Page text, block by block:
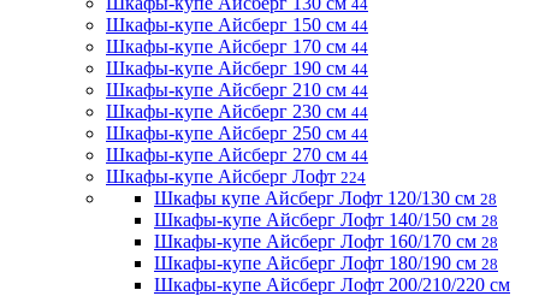
44
Шкафы-купе Айсберг 150 см 44
Шкафы-купе Айсберг 170 см 44
Шкафы-купе Айсберг 190 см 44
Шкафы-купе Айсберг 210 см 44
Шкафы-купе Айсберг 230 см 44
Шкафы-купе Айсберг 250 см 44
Шкафы-купе Айсберг 270 см 44
Шкафы-купе Айсберг Лофт 224
Шкафы купе Айсберг Лофт 120/130 см 28
Шкафы-купе Айсберг Лофт 140/150 см 28
Шкафы-купе Айсберг Лофт 160/170 см 28
Шкафы-купе Айсберг Лофт 180/190 см 28
Шкафы-купе Айсберг Лофт 200/210/220 см